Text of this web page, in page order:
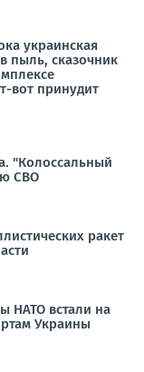
украинская
пыль, сказочник
вот принудит
"Колоссальный
СВО
ракет
НАТО встали на
Украины